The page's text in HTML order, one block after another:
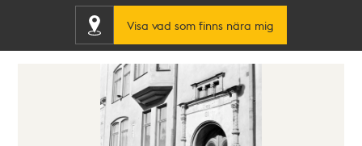
Visa vad som finns nära mig